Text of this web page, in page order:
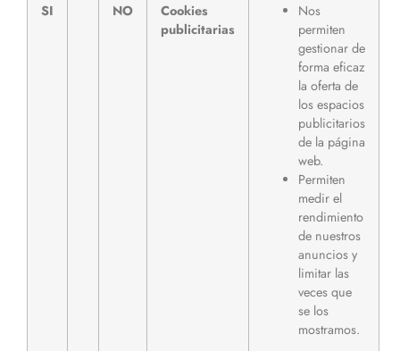
SI NO
Cookies
publicitarias
Nos
permiten
gestionar de
forma eficaz
la oferta de
los espacios
publicitarios
de la página
web.
Permiten
medir el
rendimiento
de nuestros
anuncios y
limitar las
veces que
se los
mostramos.